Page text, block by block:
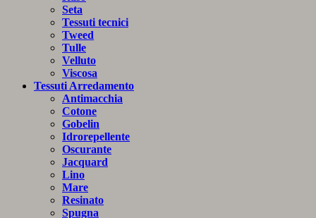
Seta
Tessuti tecnici
Tweed
Tulle
Velluto
Viscosa
Tessuti Arredamento
Antimacchia
Cotone
Gobelin
Idrorepellente
Oscurante
Jacquard
Lino
Mare
Resinato
Spugna